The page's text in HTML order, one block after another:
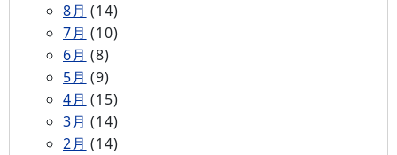
8月 (14)
7月 (10)
6月 (8)
5月 (9)
4月 (15)
3月 (14)
2月 (14)